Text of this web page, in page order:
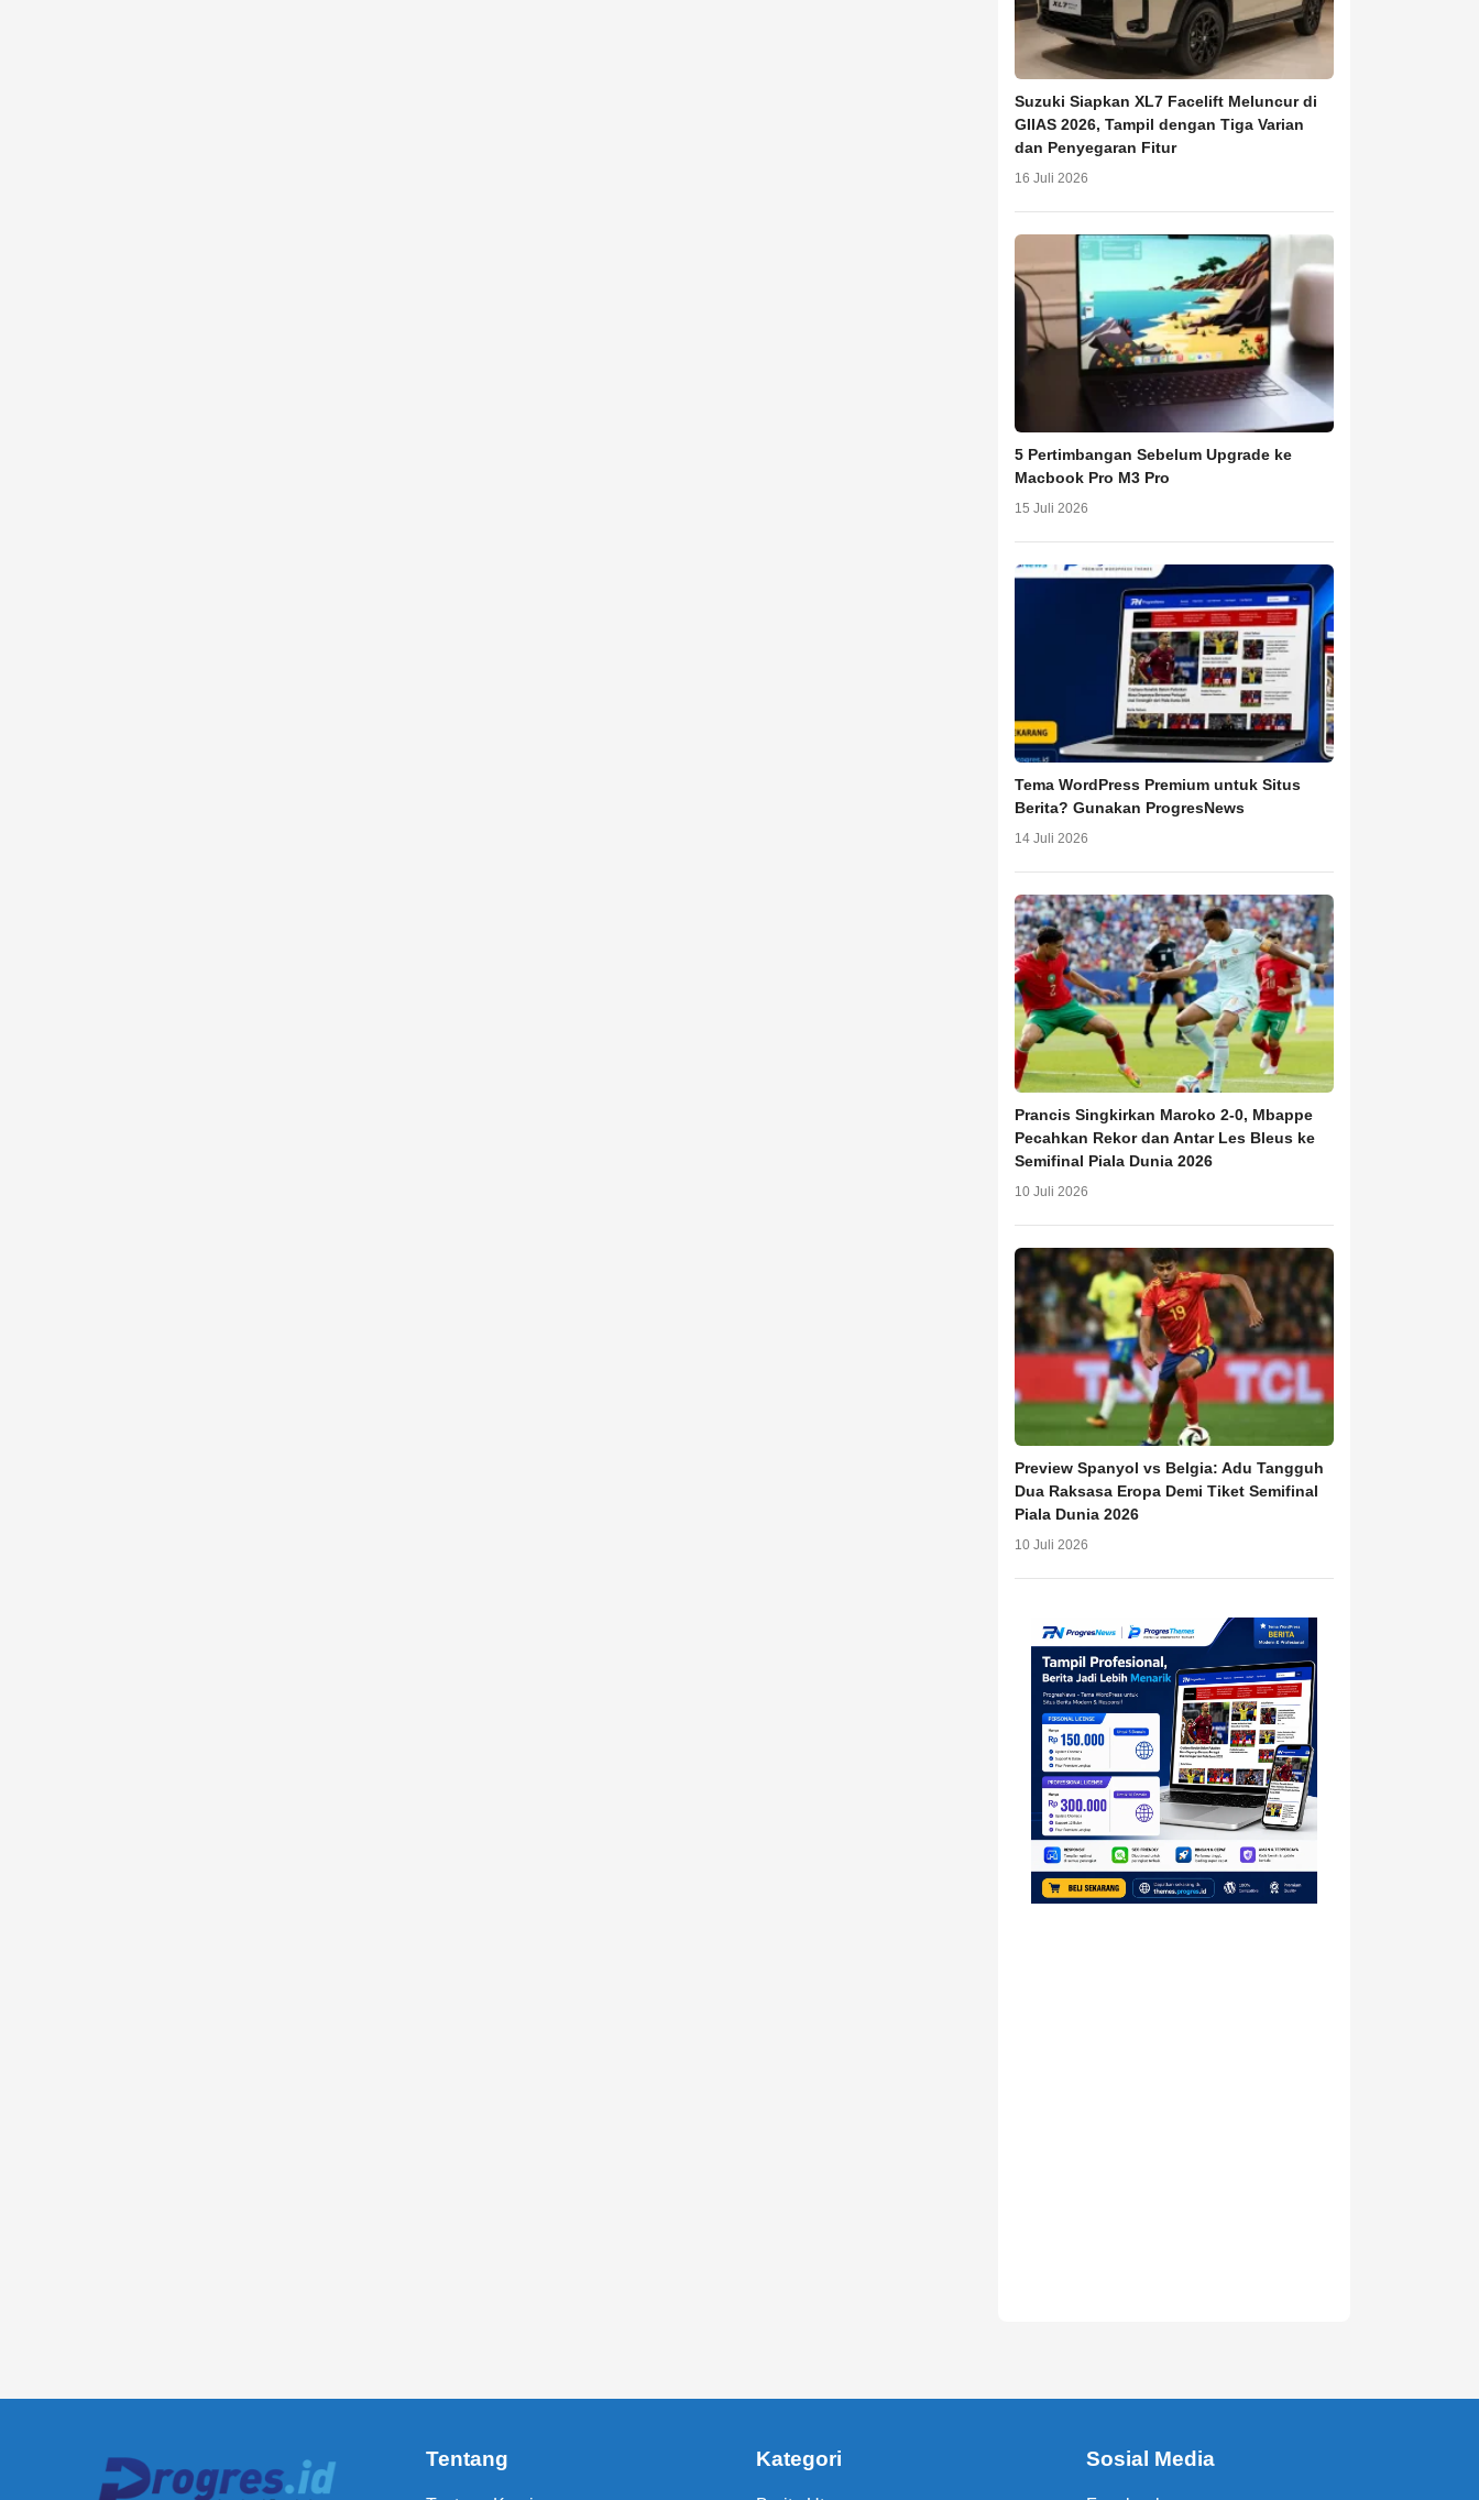
Suzuki Siapkan XL7 Facelift Meluncur di
GIIAS 2026, Tampil dengan Tiga Varian
dan Penyegaran Fitur
16 Juli 2026
5 Pertimbangan Sebelum Upgrade ke
Macbook Pro M3 Pro
15 Juli 2026
Tema WordPress Premium untuk Situs
Berita? Gunakan ProgresNews
14 Juli 2026
Prancis Singkirkan Maroko 2-0, Mbappe
Pecahkan Rekor dan Antar Les Bleus ke
Semifinal Piala Dunia 2026
10 Juli 2026
Preview Spanyol vs Belgia: Adu Tangguh
Dua Raksasa Eropa Demi Tiket Semifinal
Piala Dunia 2026
10 Juli 2026
Tentang Kategori Sosial Media